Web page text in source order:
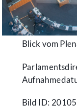
Blick vom
Bild ID: